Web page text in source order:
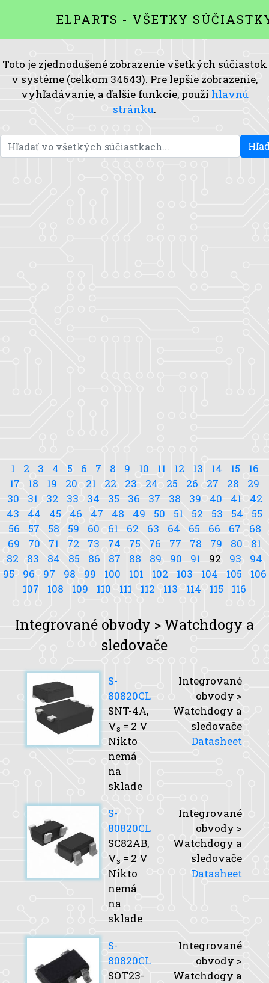
ELPARTS - VŠETKY
Toto je zjednodušené zobrazenie všetkých súčiastok
v systéme (celkom 34643). Pre lepšie zobrazenie,
vyhľadávanie, a ďalšie funkcie, použi hlavnú
stránku.
1 2 3 4 5 6 7 8 9 10 11 12 13 14 15
16
17
18 19 20 21 22 23 24 25 26 27 28
29
30
31 32 33 34 35 36 37 38 39 40 41
42
43
44 45 46 47 48 49 50 51 52 53 54
55
56
57 58 59 60 61 62 63 64 65 66 67
68
69
70 71 72 73 74 75 76 77 78 79 80
81
82
83 84 85 86 87 88 89 90 91 92 93
94
95
96 97 98 99 100 101 102 103 104 105
106
107
108 109 110 111 112 113 114 115 116
Integrované obvody > Watchdogy a
sledovače
S-
80820CL
SNT-4A,
Vs = 2 V
Nikto
nemá
na
sklade
Integrované
obvody >
Watchdogy a
sledovače
Datasheet
S-
80820CL
SC82AB,
Vs = 2 V
Nikto
nemá
na
sklade
Integrované
obvody >
Watchdogy a
sledovače
Datasheet
S-
80820CL
SOT23-
Integrované
obvody >
Watchdogy a